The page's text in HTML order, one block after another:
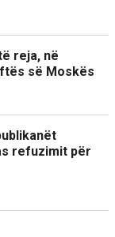
reja, në
së Moskës
refuzimit për